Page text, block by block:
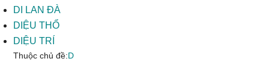
DI LAN ĐÀ
DIỆU THỔ
DIỆU TRÍ
Thuộc chủ đề:D